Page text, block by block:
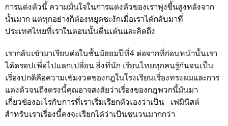
การแต่งตัวนี้ ความมั่นใจในการแต่งตัวของเราพุ่งขึ้นสูงหลังจาก
นั้นมาก แต่ทุกอย่างก็ต้องหยุดชะงักเมื่อเราได้กลับมาที่
ประเทศไทยที่เราในตอนนั้นตื่นเต้นและคิดถึง
เรากลับเข้ามาเรียนต่อในชั้นมัธยมปีที่4 ต่อจากที่ก่อนหน้านั้นเรา
ได้ดรอปเพื่อไปแลกเปลี่ยน สิ่งที่นัก เรียนไทยทุกคนรู้กันจนเป็น
เรื่องปกติคือความเข้มงวดของกฎในโรงเรียนเรื่องทรงผมและการ
แต่งตัวจนถึงตรงนี้คุณอาจสงสัยว่าเรื่องของกฎพวกนี้มันมา
เกี่ยวข้องอะไรกับการที่เราเริ่มเรียกตัวเองว่าเป็น เฟมินิสต์
สำหรับเราเรื่องนี้คงจะเรียกได้ว่าเป็นชนวนมากกว่า